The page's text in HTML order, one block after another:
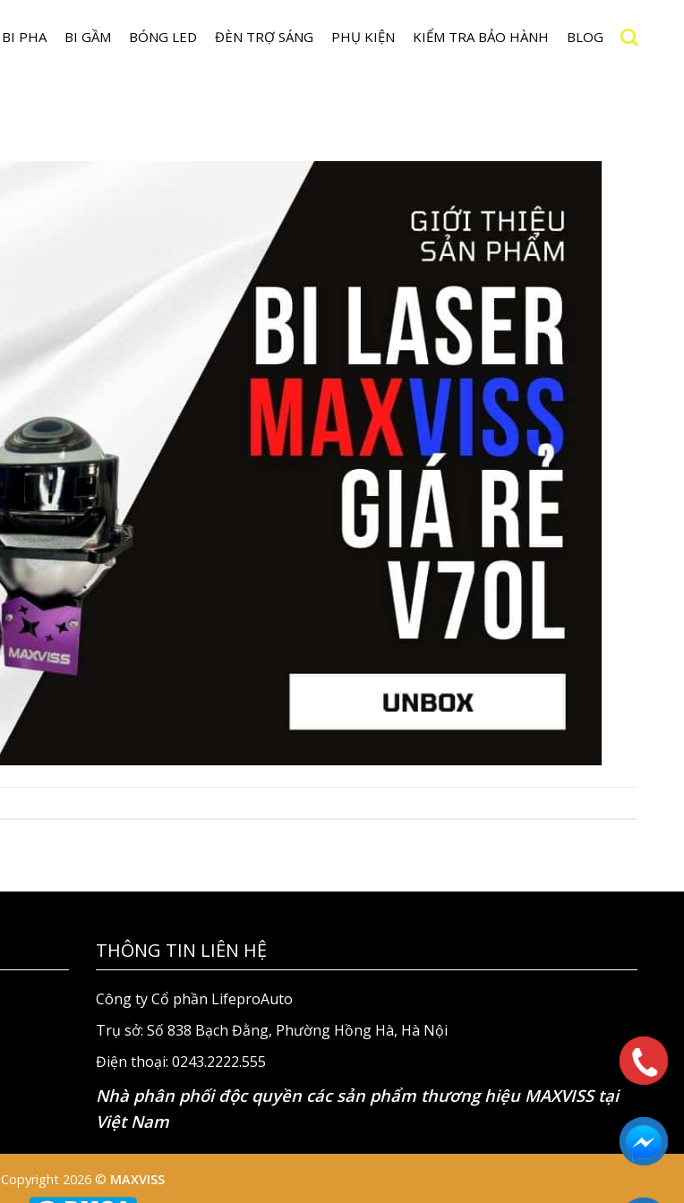
BI PHA BI GẦM BÓNG LED ĐÈN TRỢ SÁNG PHỤ KIỆN KIỂM TRA BẢO HÀNH BLOG
THÔNG TIN LIÊN HỆ
Công ty Cổ phần LifeproAuto
Trụ sở: Số 838 Bạch Đằng, Phường Hồng Hà, Hà Nội
Điện thoại: 0243.2222.555
Nhà phân phối độc quyền các sản phẩm thương hiệu MAXVISS tại
Việt Nam
Copyright 2026 © MAXVISS